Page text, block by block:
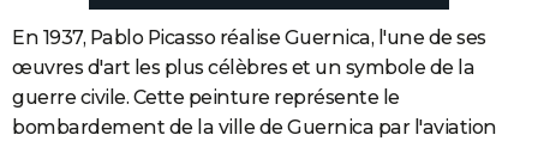
En 1937, Pablo Picasso réalise Guernica, l'une de ses
œuvres d'art les plus célèbres et un symbole de la
guerre civile. Cette peinture représente le
bombardement de la ville de Guernica par l'aviation